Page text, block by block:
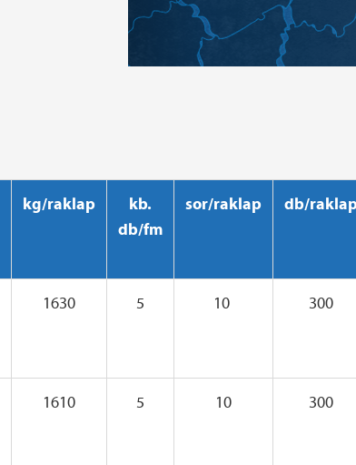
kg/raklap
kb.
db/fm
sor/raklap db/
1630 5 10 300
1610 5 10 300